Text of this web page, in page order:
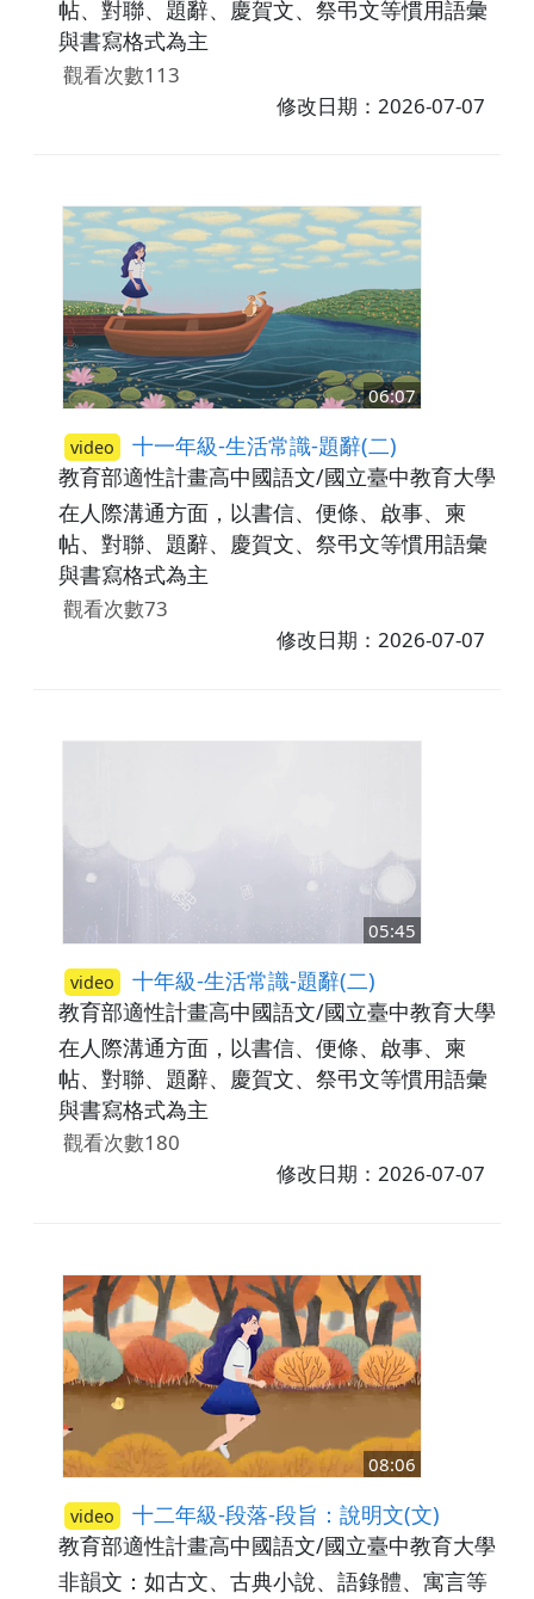
帖、對聯、題辭、慶賀文、祭弔文等慣用語彙
與書寫格式為主
觀看次數113
修改日期：2026-07-07
06:07
video 十一年級-生活常識-題辭(二)
教育部適性計畫高中國語文/國立臺中教育大學
在人際溝通方面，以書信、便條、啟事、柬
帖、對聯、題辭、慶賀文、祭弔文等慣用語彙
與書寫格式為主
觀看次數73
修改日期：2026-07-07
05:45
video 十年級-生活常識-題辭(二)
教育部適性計畫高中國語文/國立臺中教育大學
在人際溝通方面，以書信、便條、啟事、柬
帖、對聯、題辭、慶賀文、祭弔文等慣用語彙
與書寫格式為主
觀看次數180
修改日期：2026-07-07
08:06
video 十二年級-段落-段旨：說明文(文)
教育部適性計畫高中國語文/國立臺中教育大學
非韻文：如古文、古典小說、語錄體、寓言等